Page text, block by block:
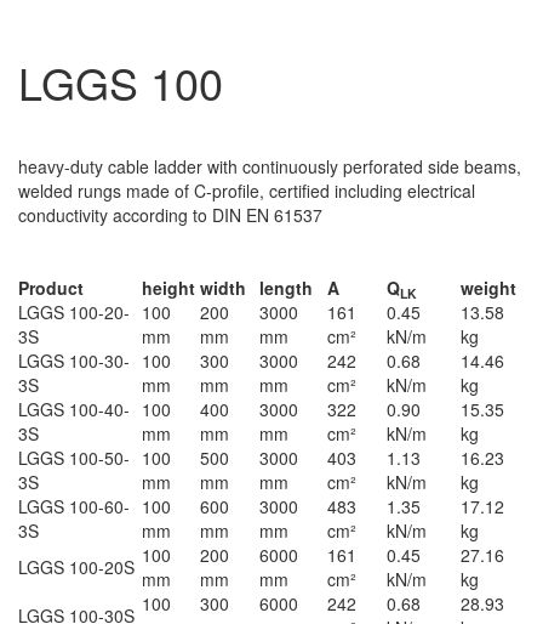
LGGS 100
heavy-duty cable ladder with continuously perforated side beams,
welded rungs made of C-profile, certified including electrical
conductivity according to DIN EN 61537
Product height width length A QLK
weight
LGGS 100-20-
3S
100
mm
200
mm
3000
mm
161
cm²
0.45
kN/m
13.58
kg
LGGS 100-30-
3S
100
mm
300
mm
3000
mm
242
cm²
0.68
kN/m
14.46
kg
LGGS 100-40-
3S
100
mm
400
mm
3000
mm
322
cm²
0.90
kN/m
15.35
kg
LGGS 100-50-
3S
100
mm
500
mm
3000
mm
403
cm²
1.13
kN/m
16.23
kg
LGGS 100-60-
3S
100
mm
600
mm
3000
mm
483
cm²
1.35
kN/m
17.12
kg
LGGS 100-20S 100
mm
200
mm
6000
mm
161
cm²
0.45
kN/m
27.16
kg
LGGS 100-30S 100
300
6000
242
0.68
28.93